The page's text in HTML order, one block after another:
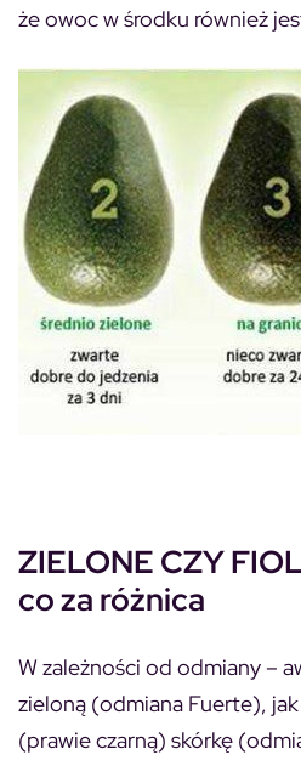
że owoc w środku również
ZIELONE CZY
co za różnica
W zależności od odmiany –
zieloną (odmiana Fuerte),
(prawie czarną) skórkę